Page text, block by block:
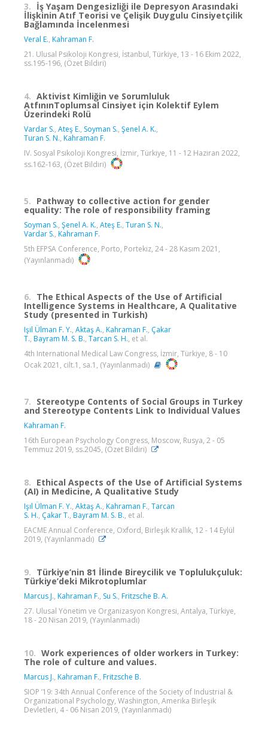
3. İş Yaşam Dengesizliği ile Depresyon Arasındaki
İlişkinin Atıf Teorisi ve Çelişik Duygulu Cinsiyetçilik
Bağlamında İncelenmesi
Veral E., Kahraman F.
21. Ulusal Psikoloji Kongresi, İstanbul, Türkiye, 13 - 16 Ekim 2022,
ss.195-196, (Özet Bildiri)
4. Aktivist Kimliğin ve Sorumluluk
AtfınınToplumsal Cinsiyet için Kolektif Eylem
Üzerindeki Rolü
Vardar S., Ateş E., Soyman S., Şenel A. K.,
Turan S. N., Kahraman F.
IV. Sosyal Psikoloji Kongresi, İzmir, Türkiye, 11 - 12 Haziran 2022,
ss.162-163, (Özet Bildiri)
5. Pathway to collective action for gender
equality: The role of responsibility framing
Soyman S., Şenel A. K., Ateş E., Turan S. N.,
Vardar S., Kahraman F.
5th EFPSA Conference, Porto, Portekiz, 24 - 28 Kasım 2021,
(Yayınlanmadı)
6. The Ethical Aspects of the Use of Artificial
Intelligence Systems in Healthcare, A Qualitative
Study (presented in Turkish)
Işil Ülman F. Y., Aktaş A., Kahraman F., Çakar
T., Bayram M. S. B., Tarcan S. H., et al.
4th International Medical Law Congress, İzmir, Türkiye, 8 - 10
Ocak 2021, cilt.1, sa.1, (Yayınlanmadı)
7. Stereotype Contents of Social Groups in Turkey
and Stereotype Contents Link to Individual Values
Kahraman F.
16th European Psychology Congress, Moscow, Rusya, 2 - 05
Temmuz 2019, ss.2045, (Özet Bildiri)
8. Ethical Aspects of the Use of Artificial Systems
(AI) in Medicine, A Qualitative Study
Işıl Ülman F. Y., Aktaş A., Kahraman F., Tarcan
S. H., Çakar T., Bayram M. S. B., et al.
EACME Annual Conference, Oxford, Birleşik Krallık, 12 - 14 Eylül
2019, (Yayınlanmadı)
9. Türkiye’nin 81 İlinde Bireycilik ve Toplulukçuluk:
Türkiye’deki Mikrotoplumlar
Marcus J., Kahraman F., Su S., Fritzsche B. A.
27. Ulusal Yönetim ve Organizasyon Kongresi, Antalya, Türkiye,
18 - 20 Nisan 2019, (Yayınlanmadı)
10. Work experiences of older workers in Turkey:
The role of culture and values.
Marcus J., Kahraman F., Fritzsche B.
SIOP ’19: 34th Annual Conference of the Society of Industrial &
Organizational Psychology, Washington, Amerika Birleşik
Devletleri, 4 - 06 Nisan 2019, (Yayınlanmadı)